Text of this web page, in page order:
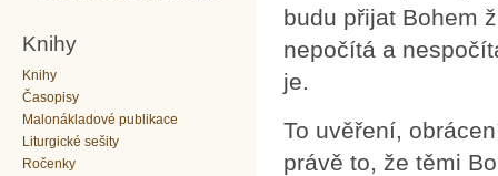
Knihy
Knihy
Časopisy
Malonákladové publikace
Liturgické sešity
Ročenky
budu přijat Bohem
nepočítá a
je.
To uvěření,
právě to, že těmi